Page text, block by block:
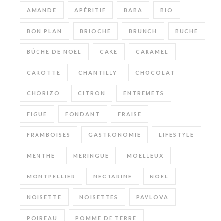
AMANDE APÉRITIF BABA BIO
BON PLAN BRIOCHE BRUNCH BUCHE
BÛCHE DE NOËL CAKE CARAMEL
CAROTTE CHANTILLY CHOCOLAT
CHORIZO CITRON ENTREMETS
FIGUE FONDANT FRAISE
FRAMBOISES GASTRONOMIE LIFESTYLE
MENTHE MERINGUE MOELLEUX
MONTPELLIER NECTARINE NOEL
NOISETTE NOISETTES PAVLOVA
POIREAU POMME DE TERRE